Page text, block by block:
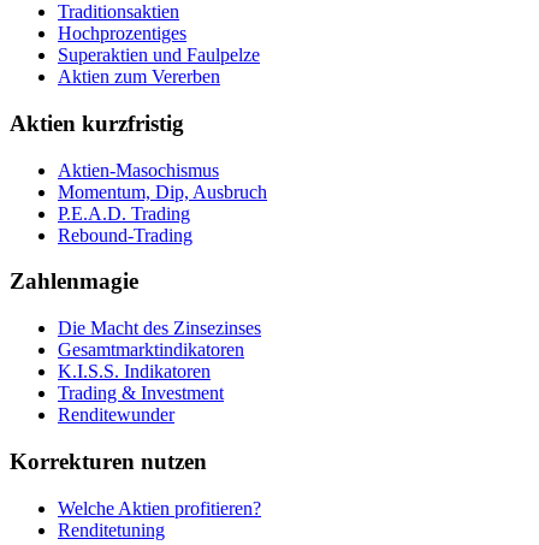
Traditionsaktien
Hochprozentiges
Superaktien und Faulpelze
Aktien zum Vererben
Aktien kurzfristig
Aktien-Masochismus
Momentum, Dip, Ausbruch
P.E.A.D. Trading
Rebound-Trading
Zahlenmagie
Die Macht des Zinsezinses
Gesamtmarktindikatoren
K.I.S.S. Indikatoren
Trading & Investment
Renditewunder
Korrekturen nutzen
Welche Aktien profitieren?
Renditetuning